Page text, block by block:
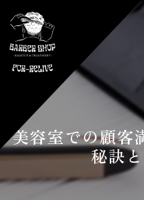
美容室での顧客
秘訣と